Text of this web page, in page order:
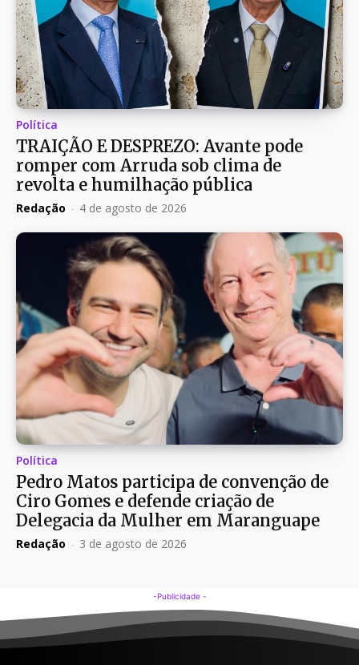
Política
TRAIÇÃO E DESPREZO: Avante pode
romper com Arruda sob clima de
revolta e humilhação pública
Redação - 4 de agosto de 2026
Política
Pedro Matos participa de convenção de
Ciro Gomes e defende criação de
Delegacia da Mulher em Maranguape
Redação - 3 de agosto de 2026
-Publicidade -